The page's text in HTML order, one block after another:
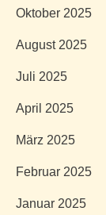
Oktober 2025
August 2025
Juli 2025
April 2025
März 2025
Februar 2025
Januar 2025